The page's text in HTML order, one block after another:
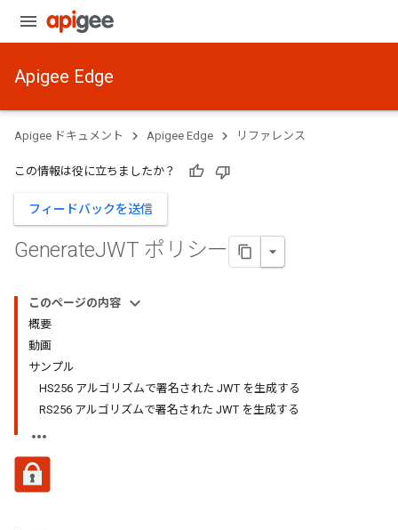
Apigee Edge
Apigee ドキュメント Apigee Edge リファレンス
この情報は役に立ちましたか？
フィードバックを送信
GenerateJWT ポリシー
このページの内容
概要
動画
サンプル
HS256 アルゴリズムで署名された JWT を生成する
RS256 アルゴリズムで署名された JWT を生成する